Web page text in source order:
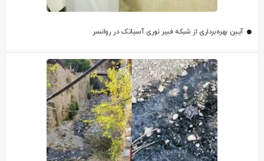
آیین بهره‌برداری از شبکه فیبر نوری آسیاتک در روانسر